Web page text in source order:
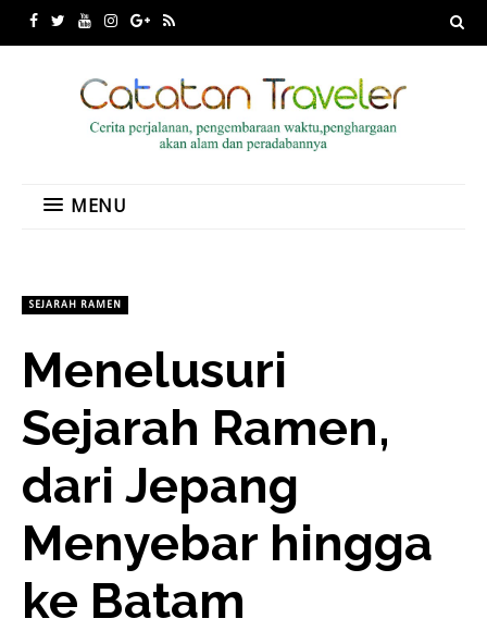
MENU
SEJARAH RAMEN
Menelusuri
Sejarah Ramen,
dari Jepang
Menyebar hingga
ke Batam